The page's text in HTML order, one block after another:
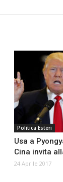
Politica Esteri
Usa a
Cina invita
24 Aprile 2017